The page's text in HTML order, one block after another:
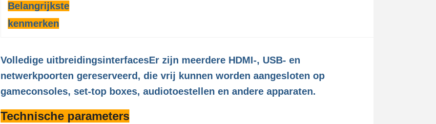
Belangrijkste
kenmerken
Volledige uitbreidingsinterfacesEr zijn meerdere HDMI-, USB- en
netwerkpoorten gereserveerd, die vrij kunnen worden aangesloten op
gameconsoles, set-top boxes, audiotoestellen en andere apparaten.
Technische parameters